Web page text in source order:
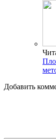
Добавить